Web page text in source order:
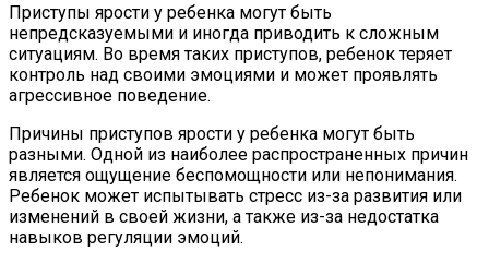
Приступы ярости у ребенка могут быть
непредсказуемыми и иногда приводить к сложным
ситуациям. Во время таких приступов, ребенок теряет
контроль над своими эмоциями и может проявлять
агрессивное поведение.
Причины приступов ярости у ребенка могут быть
разными. Одной из наиболее распространенных причин
является ощущение беспомощности или непонимания.
Ребенок может испытывать стресс из-за развития или
изменений в своей жизни, а также из-за недостатка
навыков регуляции эмоций.